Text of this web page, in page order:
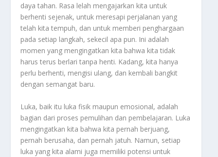
daya tahan. Rasa lelah mengajarkan kita untuk
berhenti sejenak, untuk meresapi perjalanan yang
telah kita tempuh, dan untuk memberi penghargaan
pada setiap langkah, sekecil apa pun. Ini adalah
momen yang mengingatkan kita bahwa kita tidak
harus terus berlari tanpa henti. Kadang, kita hanya
perlu berhenti, mengisi ulang, dan kembali bangkit
dengan semangat baru.
Luka, baik itu luka fisik maupun emosional, adalah
bagian dari proses pemulihan dan pembelajaran. Luka
mengingatkan kita bahwa kita pernah berjuang,
pernah berusaha, dan pernah jatuh. Namun, setiap
luka yang kita alami juga memiliki potensi untuk